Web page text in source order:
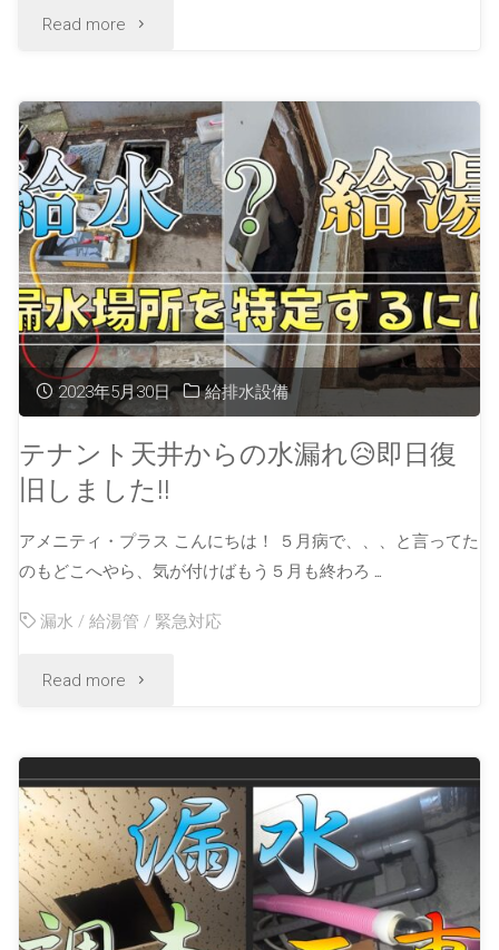
Read more
2023年5月30日 給排水設備
テナント天井からの水漏れ😥即日復
旧しました!!
アメニティ・プラス こんにちは！ ５月病で、、、と言ってた
のもどこへやら、気が付けばもう５月も終わろ …
漏水 /給湯管 / 緊急対応
Read more